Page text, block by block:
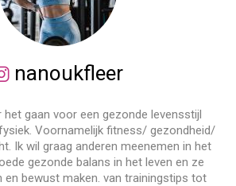
nanoukfleer
het gaan voor een gezonde levensstijl
Voornamelijk fitness/ gezondheid/
Ik wil graag anderen meenemen in het
gezonde balans in het leven en ze
en bewust maken. van trainingstips tot